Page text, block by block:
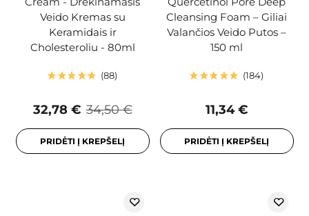
Veido Kremas su
Keramidais ir
Cholesteroliu - 80ml
88
34,50 €
32,78 €
PRIDĖTI Į KREPŠELĮ
Cleansing Foam – Giliai
Valančios Veido Putos –
150 ml
184
11,34 €
PRIDĖTI Į KREPŠELĮ